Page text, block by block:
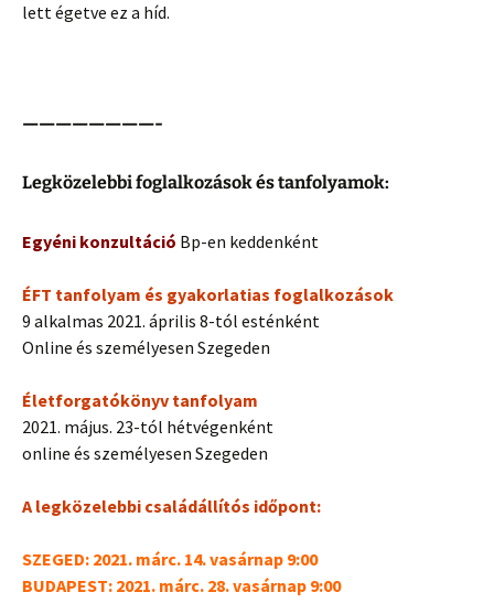
lett égetve ez a híd.
————————-
Legközelebbi foglalkozások és tanfolyamok:
Egyéni konzultáció Bp-en keddenként
ÉFT tanfolyam és gyakorlatias foglalkozások
9 alkalmas 2021. április 8-tól esténként
Online és személyesen Szegeden
Életforgatókönyv tanfolyam
2021. május. 23-tól hétvégenként
online és személyesen Szegeden
A legközelebbi családállítós időpont:
SZEGED: 2021. márc. 14.vasárnap 9:00
BUDAPEST: 2021. márc. 28. vasárnap 9:00